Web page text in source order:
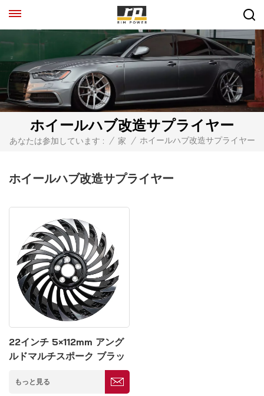
ホイールハブ改造サプライヤー
あなたは参加しています : / 家 / ホイールハブ改造サプライヤー
ホイールハブ改造サプライヤー
22インチ 5×112mm アング
ルドマルチスポーク ブラッ
もっと見る